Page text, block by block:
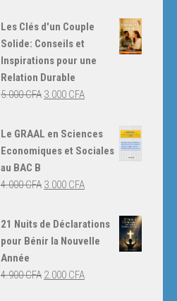
initial
était :
actuel
5.000 CFA.
Les Clés d'un Couple
Solide: Conseils et
Inspirations pour une
Relation Durable
5.000CFA Le
initial
3.000 CFALe
est :
3.000 CFA.
Le GRAAL en Sciences
Economiques et Sociales
au BAC B
4.000CFA Le
initial
était :
3.000 CFALe
actuel
est :
3.000 CFA.
21 Nuits de Déclarations
pour Bénir la Nouvelle
Année
4.900CFA Le
2.000 CFALe